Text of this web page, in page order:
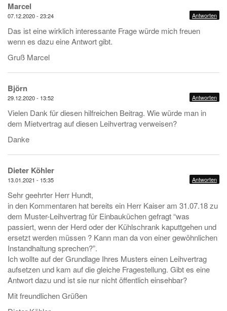
Marcel
07.12.2020 - 23:24 Antworten
Das ist eine wirklich interessante Frage würde mich freuen
wenn es dazu eine Antwort gibt.
Gruß Marcel
Björn
29.12.2020 - 13:52 Antworten
Vielen Dank für diesen hilfreichen Beitrag. Wie würde man in
dem Mietvertrag auf diesen Leihvertrag verweisen?
Danke
Dieter Köhler
13.01.2021 - 15:35 Antworten
Sehr geehrter Herr Hundt,
in den Kommentaren hat bereits ein Herr Kaiser am 31.07.18 zu
dem Muster-Leihvertrag für Einbauküchen gefragt “was
passiert, wenn der Herd oder der Kühlschrank kaputtgehen und
ersetzt werden müssen ? Kann man da von einer gewöhnlichen
Instandhaltung sprechen?”.
Ich wollte auf der Grundlage Ihres Musters einen Leihvertrag
aufsetzen und kam auf die gleiche Fragestellung. Gibt es eine
Antwort dazu und ist sie nur nicht öffentlich einsehbar?
Mit freundlichen Grüßen